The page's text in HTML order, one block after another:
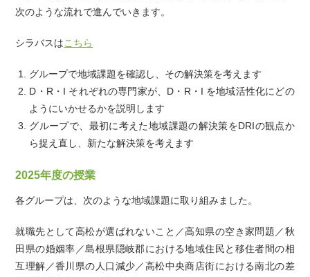
次のような流れで進んでいきます。
シラバスはこちら
グループで地域課題を確認し、その解決策を考えます
D・R・I それぞれの専門家が、D・R・I を地域活性化にどの
ようにいかせるかを説明します
グループで、最初に考えた地域課題の解決策をDRIの観点か
ら捉え直し、新たな解決策を考えます
2025年度の授業
各グループは、次のような地域課題に取り組みました。
就職先として高松が選ばれないこと／高知県の空き家問題／秋
田県の婚姻率／島根県隠岐郡における地域住民と移住者間の相
互理解／香川県の人口減少／高松中央商店街における南北の差